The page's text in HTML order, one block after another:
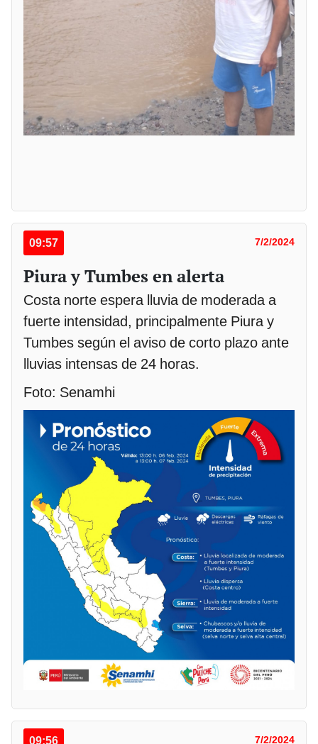
09:57 7/2/2024
Piura y Tumbes en alerta
Costa norte espera lluvia de moderada a
fuerte intensidad, principalmente Piura y
Tumbes según el aviso de corto plazo ante
lluvias intensas de 24 horas.
Foto: Senamhi
09:56 7/2/2024